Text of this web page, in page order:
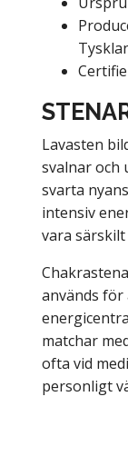
Lavasten
svalnar och
svarta
intensiv
vara
används
matchar
ofta vid
personligt